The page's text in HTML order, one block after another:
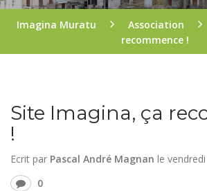
Imagina Muratu Association
recommence !
Site Imagina, ça
!
Ecrit par Pascal André Magnan le
0